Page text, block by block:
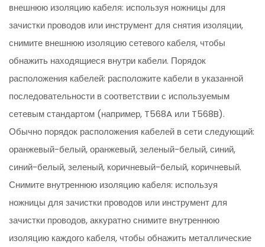
внешнюю изоляцию кабеля: используя ножницы для
зачистки проводов или инструмент для снятия изоляции,
снимите внешнюю изоляцию сетевого кабеля, чтобы
обнажить находящиеся внутри кабели. Порядок
расположения кабелей: расположите кабели в указанной
последовательности в соответствии с используемым
сетевым стандартом (например, T568A или T568B).
Обычно порядок расположения кабелей в сети следующий:
оранжевый-белый, оранжевый, зеленый-белый, синий,
синий-белый, зеленый, коричневый-белый, коричневый.
Снимите внутреннюю изоляцию кабеля: используя
ножницы для зачистки проводов или инструмент для
зачистки проводов, аккуратно снимите внутреннюю
изоляцию каждого кабеля, чтобы обнажить металлические